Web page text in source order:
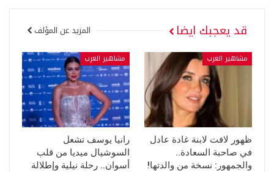
قد يعجبك ايضا المزيد عن المؤلف
مشاهير العرب
ظهور لافت لابنة غادة عادل
في صاحبة السعادة..
والجمهور: نسخة من والدتها!
مشاهير العرب
رانيا يوسف تشعل
السوشيال ميديا من قلب
أسوان.. رحلة نيلية وإطلالة